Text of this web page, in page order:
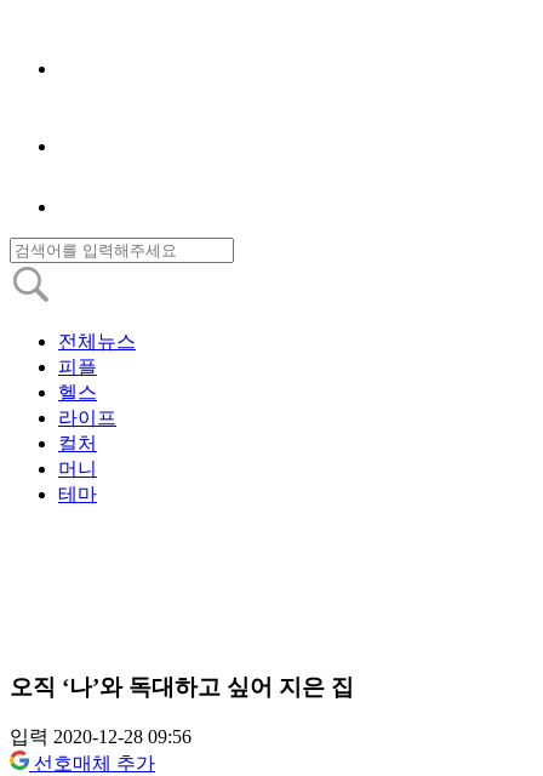
전체뉴스
피플
헬스
라이프
컬처
머니
테마
오직 ‘나’와 독대하고 싶어 지은 집
입력 2020-12-28 09:56
선호매체 추가